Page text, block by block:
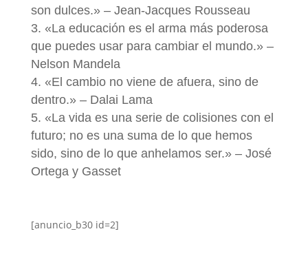
son dulces.» – Jean-Jacques Rousseau
«La educación es el arma más poderosa
que puedes usar para cambiar el mundo.» –
Nelson Mandela
«El cambio no viene de afuera, sino de
dentro.» – Dalai Lama
«La vida es una serie de colisiones con el
futuro; no es una suma de lo que hemos
sido, sino de lo que anhelamos ser.» – José
Ortega y Gasset
[anuncio_b30 id=2]